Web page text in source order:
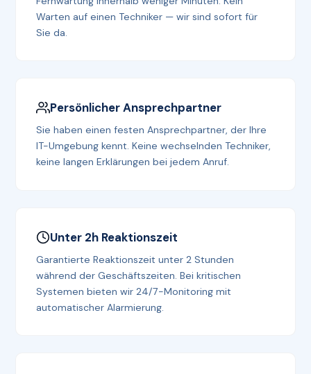
Warten auf einen Techniker — wir sind sofort für
Sie da.
Persönlicher Ansprechpartner
Sie haben einen festen Ansprechpartner, der Ihre
IT-Umgebung kennt. Keine wechselnden Techniker,
keine langen Erklärungen bei jedem Anruf.
Unter 2h Reaktionszeit
Garantierte Reaktionszeit unter 2 Stunden
während der Geschäftszeiten. Bei kritischen
Systemen bieten wir 24/7-Monitoring mit
automatischer Alarmierung.